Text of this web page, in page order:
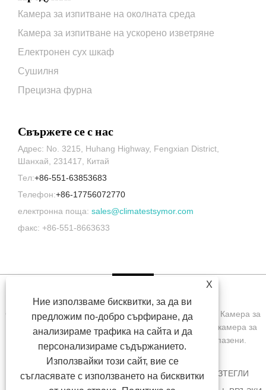
Камера за изпитване на околната среда
Камера за изпитване на ускорено изветряне
Електронен сух шкаф
Сушилня
Прецизна фурна
Свържете се с нас
Адрес: No. 3215, Huhang Highway, Fengxian District,
Шанхай, 231417, Китай
Тел:+86-551-63853683
Телефон:+86-17756072770
електронна поща: sales@climatestsymor.com
факс: +86-551-8663633
Copyright © 2022 Symor Instrument Equipment Co., Ltd. Камера за
изпитване на околната среда, електронен сух шкаф, камера за
изпитване на ускорено изветряне Всички права запазени.
У ДОМА ЗА НАС ПРОДУКТИ НОВИНИ
ИЗТЕГЛИ
X
Ние използваме бисквитки, за да ви
предложим по-добро сърфиране, да
анализираме трафика на сайта и да
персонализираме съдържанието.
Използвайки този сайт, вие се
съгласявате с използването на бисквитки